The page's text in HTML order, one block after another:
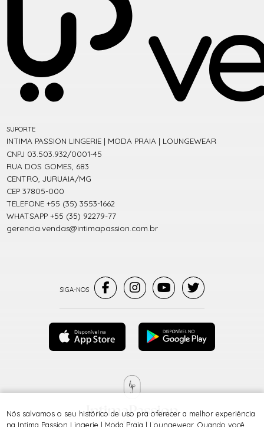
SUPORTE
INTIMA PASSION LINGERIE | MODA PRAIA | LOUNGEWEAR
CNPJ 03.503.932/0001-45
RUA DOS GOMES, 683
CENTRO, JURUAIA/MG
CEP 37805-000
TELEFONE +55 (35) 3553-1662
WHATSAPP +55 (35) 92279-77
gerencia.vendas@intimapassion.com.br
® TODOS DIREITOS RESERVADOS
Nós salvamos o seu histórico de uso pra oferecer a melhor experiência
na Intima Passion Lingerie | Moda Praia | Loungewear. Quando você